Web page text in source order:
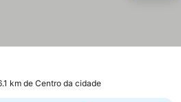
km de Centro da cidade